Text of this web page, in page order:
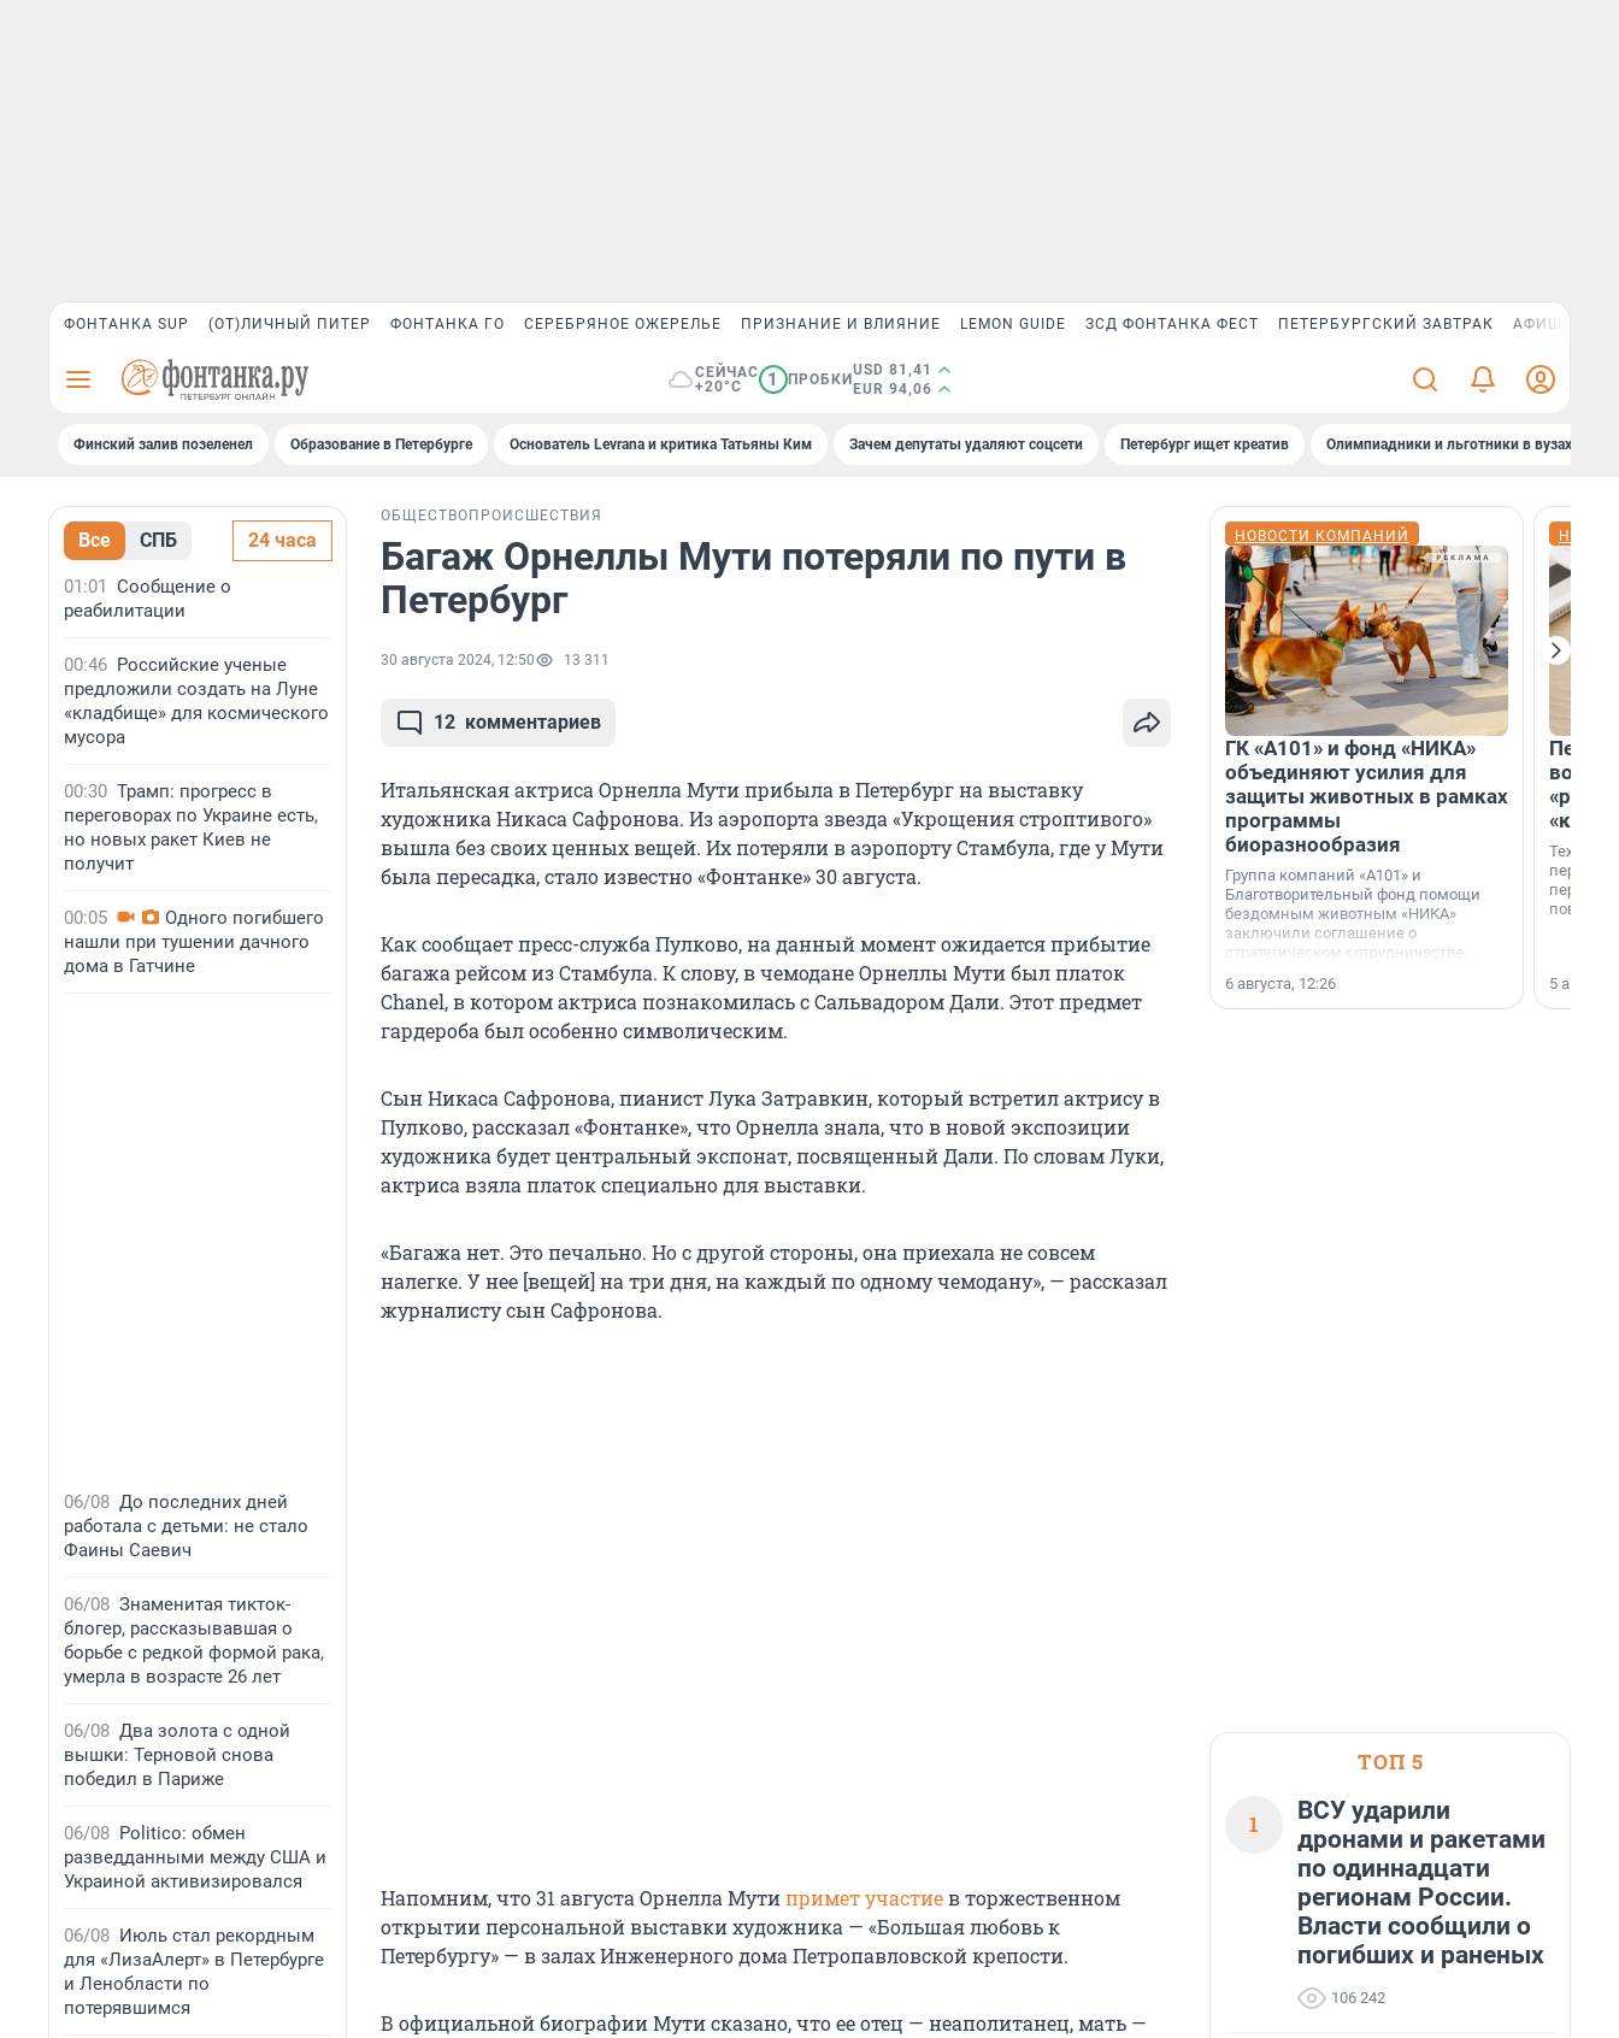
ФОНТАНКА SUP (ОТ)ЛИЧНЫЙ ПИТЕР ФОНТАНКА ГО СЕРЕБРЯНОЕ ОЖЕРЕЛЬЕ ПРИЗНАНИЕ И ВЛИЯНИЕ LEMON GUIDE ЗСД ФОНТАНКА ФЕСТ ПЕТЕРБУРГСКИЙ ЗАВТРАК АФИША PLUS
СЕЙЧАС
+20°C
1 ПРОБКИ
USD 81,41
EUR 94,06
Финский залив позеленел Образование в Петербурге Основатель Levrana и критика Татьяны Ким Зачем депутаты удаляют соцсети Петербург ищет креатив Олимпиадники и льготники в вузах СПб
Все СПБ 24 часа
01:01 Сообщение о
реабилитации
00:46 Российские ученые
предложили создать на Луне
«кладбище» для космического
мусора
00:30 Трамп: прогресс в
переговорах по Украине есть,
но новых ракет Киев не
получит
00:05
Одного погибшего
нашли при тушении дачного
дома в Гатчине
06/08 До последних дней
работала с детьми: не стало
Фаины Саевич
06/08 Знаменитая тикток-
блогер, рассказывавшая о
борьбе с редкой формой рака,
умерла в возрасте 26 лет
06/08 Два золота с одной
вышки: Терновой снова
победил в Париже
06/08 Politico: обмен
разведданными между США и
Украиной активизировался
06/08 Июль стал рекордным
для «ЛизаАлерт» в Петербурге
и Ленобласти по
потерявшимся
ОБЩЕСТВО ПРОИСШЕСТВИЯ
Багаж Орнеллы Мути потеряли по пути в
Петербург
30 августа 2024, 12:50 13 311
12 комментариев
Итальянская актриса Орнелла Мути прибыла в Петербург на выставку
художника Никаса Сафронова. Из аэропорта звезда «Укрощения строптивого»
вышла без своих ценных вещей. Их потеряли в аэропорту Стамбула, где у Мути
была пересадка, стало известно «Фонтанке» 30 августа.
Как сообщает пресс-служба Пулково, на данный момент ожидается прибытие
багажа рейсом из Стамбула. К слову, в чемодане Орнеллы Мути был платок
Chanel, в котором актриса познакомилась с Сальвадором Дали. Этот предмет
гардероба был особенно символическим.
Сын Никаса Сафронова, пианист Лука Затравкин, который встретил актрису в
Пулково, рассказал «Фонтанке», что Орнелла знала, что в новой экспозиции
художника будет центральный экспонат, посвященный Дали. По словам Луки,
актриса взяла платок специально для выставки.
«Багажа нет. Это печально. Но с другой стороны, она приехала не совсем
налегке. У нее [вещей] на три дня, на каждый по одному чемодану», — рассказал
журналисту сын Сафронова.
Напомним, что 31 августа Орнелла Мутипримет участиев торжественном
открытии персональной выставки художника — «Большая любовь к
Петербургу» — в залах Инженерного дома Петропавловской крепости.
В официальной биографии Мути сказано, что ее отец — неаполитанец, мать —
НОВОСТИ КОМПАНИЙ
ГК «А101» и фонд «НИКА»
объединяют усилия для
защиты животных в рамках
программы
биоразнообразия
Группа компаний «А101» и
Благотворительный фонд помощи
бездомным животным «НИКА»
заключили соглашение о
стратегическом сотрудничестве.
6 августа, 12:26
5
ТОП 5
1
ВСУ ударили
дронами и ракетами
по одиннадцати
регионам России.
Власти сообщили о
погибших и раненых
106 242